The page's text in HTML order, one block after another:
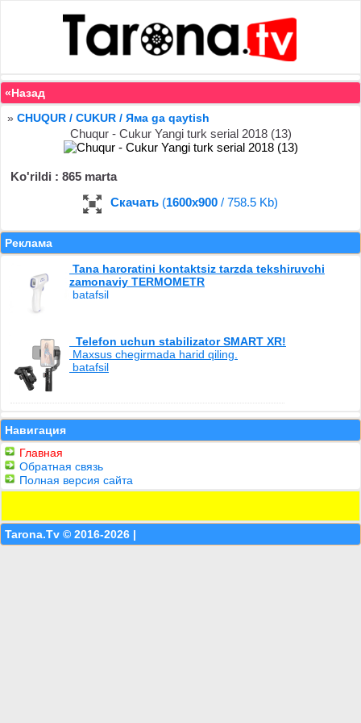
«Назад
» CHUQUR / CUKUR / Яма ga qaytish
Chuqur - Cukur Yangi turk serial 2018 (13)
Ko'rildi : 865 marta
Скачать (1600x900 / 758.5 Kb)
Реклама
Tana haroratini kontaktsiz tarzda tekshiruvchi
zamonaviy TERMOMETR
batafsil
Telefon uchun stabilizator SMART XR!
Maxsus chegirmada harid qiling.
batafsil
Навигация
Главная
Обратная связь
Полная версия сайта
Tarona.Tv © 2016-2026 |